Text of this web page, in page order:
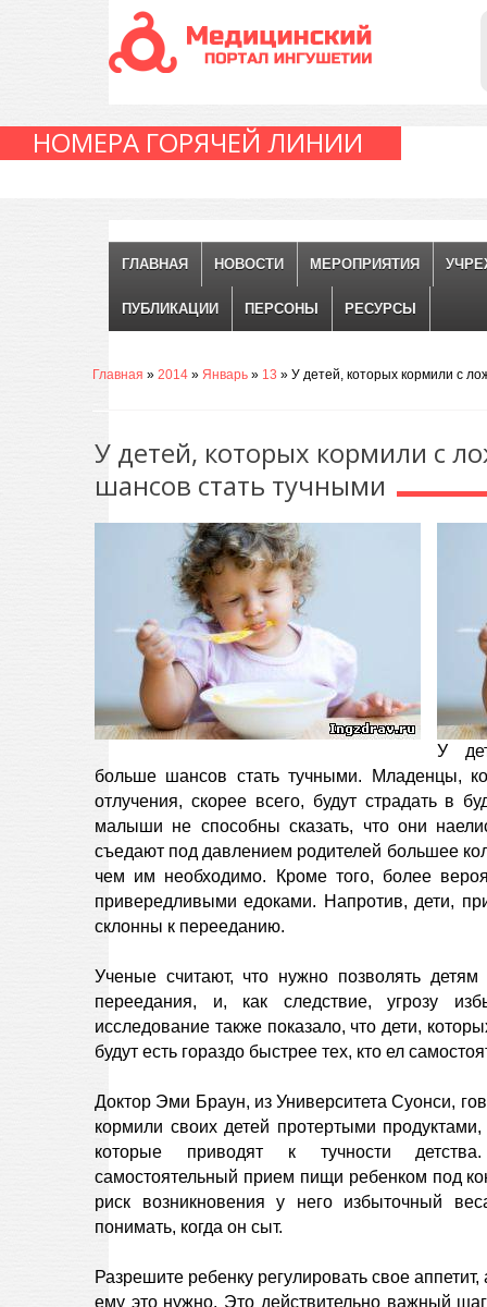
НОМЕРА ГОРЯЧЕЙ ЛИНИИ
ГЛАВНАЯ НОВОСТИ МЕРОПРИЯТИЯ
ПУБЛИКАЦИИ ПЕРСОНЫ РЕСУРСЫ
Главная » 2014 » Январь » 13 » У детей, которых кормили с
У детей, которых кормили с
шансов стать тучными
У
больше шансов стать тучными. Младенцы,
отлучения, скорее всего, будут страдать в
малыши не способны сказать, что они
съедают под давлением родителей большее
чем им необходимо. Кроме того, более
привередливыми едоками. Напротив, дети,
склонны к перееданию.
Ученые считают, что нужно позволять детям
переедания, и, как следствие, угрозу
исследование также показало, что дети,
будут есть гораздо быстрее тех, кто ел
Доктор Эми Браун, из Университета Суонси,
кормили своих детей протертыми
которые приводят к тучности
самостоятельный прием пищи ребенком под
риск возникновения у него избыточный
понимать, когда он сыт.
Разрешите ребенку регулировать свое
ему это нужно. Это действительно важный